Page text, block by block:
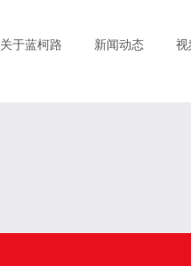
关于蓝柯路 新闻动态 视